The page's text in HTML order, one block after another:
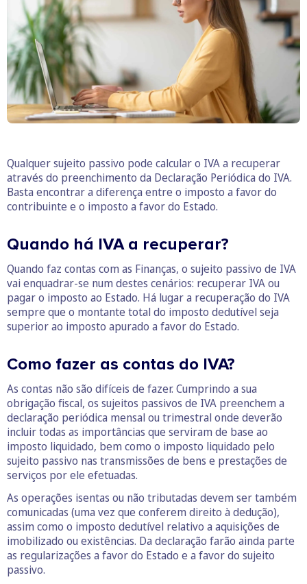
Qualquer sujeito passivo pode calcular o IVA a recuperar
através do preenchimento da Declaração Periódica do IVA.
Basta encontrar a diferença entre o imposto a favor do
contribuinte e o imposto a favor do Estado.
Quando há IVA a recuperar?
Quando faz contas com as Finanças, o sujeito passivo de IVA
vai enquadrar-se num destes cenários: recuperar IVA ou
pagar o imposto ao Estado. Há lugar a recuperação do IVA
sempre que o montante total do imposto dedutível seja
superior ao imposto apurado a favor do Estado.
Como fazer as contas do IVA?
As contas não são difíceis de fazer. Cumprindo a sua
obrigação fiscal, os sujeitos passivos de IVA preenchem a
declaração periódica mensal ou trimestral onde deverão
incluir todas as importâncias que serviram de base ao
imposto liquidado, bem como o imposto liquidado pelo
sujeito passivo nas transmissões de bens e prestações de
serviços por ele efetuadas.
As operações isentas ou não tributadas devem ser também
comunicadas (uma vez que conferem direito à dedução),
assim como o imposto dedutível relativo a aquisições de
imobilizado ou existências. Da declaração farão ainda parte
as regularizações a favor do Estado e a favor do sujeito
passivo.